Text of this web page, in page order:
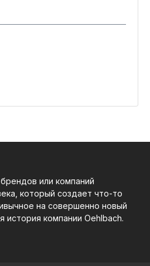
или компаний
который создает что-то
на совершенно новый
история компании Oehlbach.